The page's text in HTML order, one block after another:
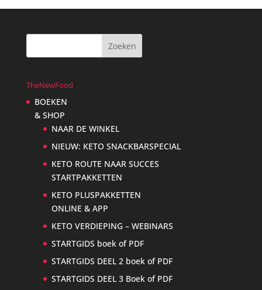
TheNewFood
BOEKEN
& SHOP
NAAR DE WINKEL
NIEUW: KETO SNACKBARSPECIAL
KETO ROUTE NAAR SUCCES
STARTPAKKETTEN
KETO PLUSPAKKETTEN
ONLINE & APP
KETO VERDIEPING – WEBINARS
STARTGIDS boek of PDF
STARTGIDS DEEL 2 boek of PDF
STARTGIDS DEEL 3 Boek of PDF